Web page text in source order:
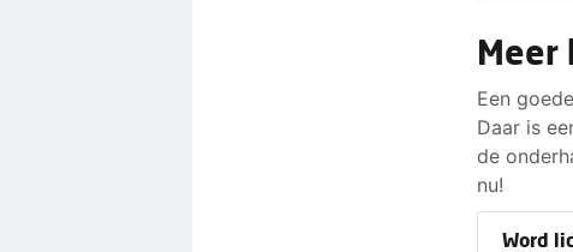
Meer
Een
Daar is
de
nu!
Word